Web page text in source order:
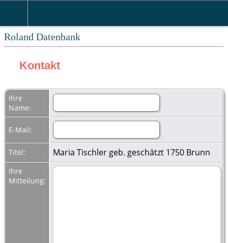
Roland Datenbank
Kontakt
Ihre
Name:
E-Mail:
Titel: Maria Tischler geb. geschätzt 1750 Brunn
Ihre
Mitteilung: